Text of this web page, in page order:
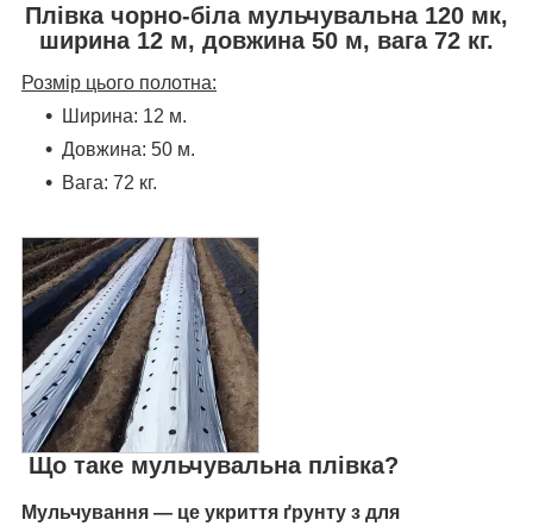
Плівка чорно-біла мульчувальна 120 мк,
ширина 12 м, довжина 50 м, вага 72 кг.
Розмір цього полотна:
Ширина: 12 м.
Довжина: 50 м.
Вага: 72 кг.
Що таке мульчувальна плівка?
Мульчування — це укриття ґрунту з для